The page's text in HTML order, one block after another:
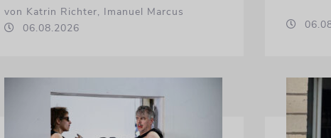
von Katrin Richter, Imanuel Marcus
06.08.2026